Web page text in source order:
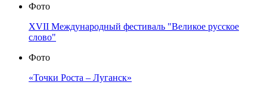
Фото
XVII Международный фестиваль "Великое русское
слово"
Фото
«Точки Роста – Луганск»